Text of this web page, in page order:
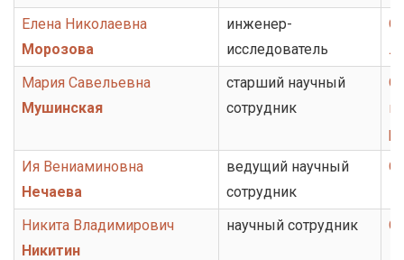
Елена Николаевна
Морозова
инженер-
исследователь
Мария Савельевна
Мушинская
старший научный
сотрудник
Ия Вениаминовна
Нечаева
ведущий научный
сотрудник
Никита Владимирович
Никитин
научный сотрудник